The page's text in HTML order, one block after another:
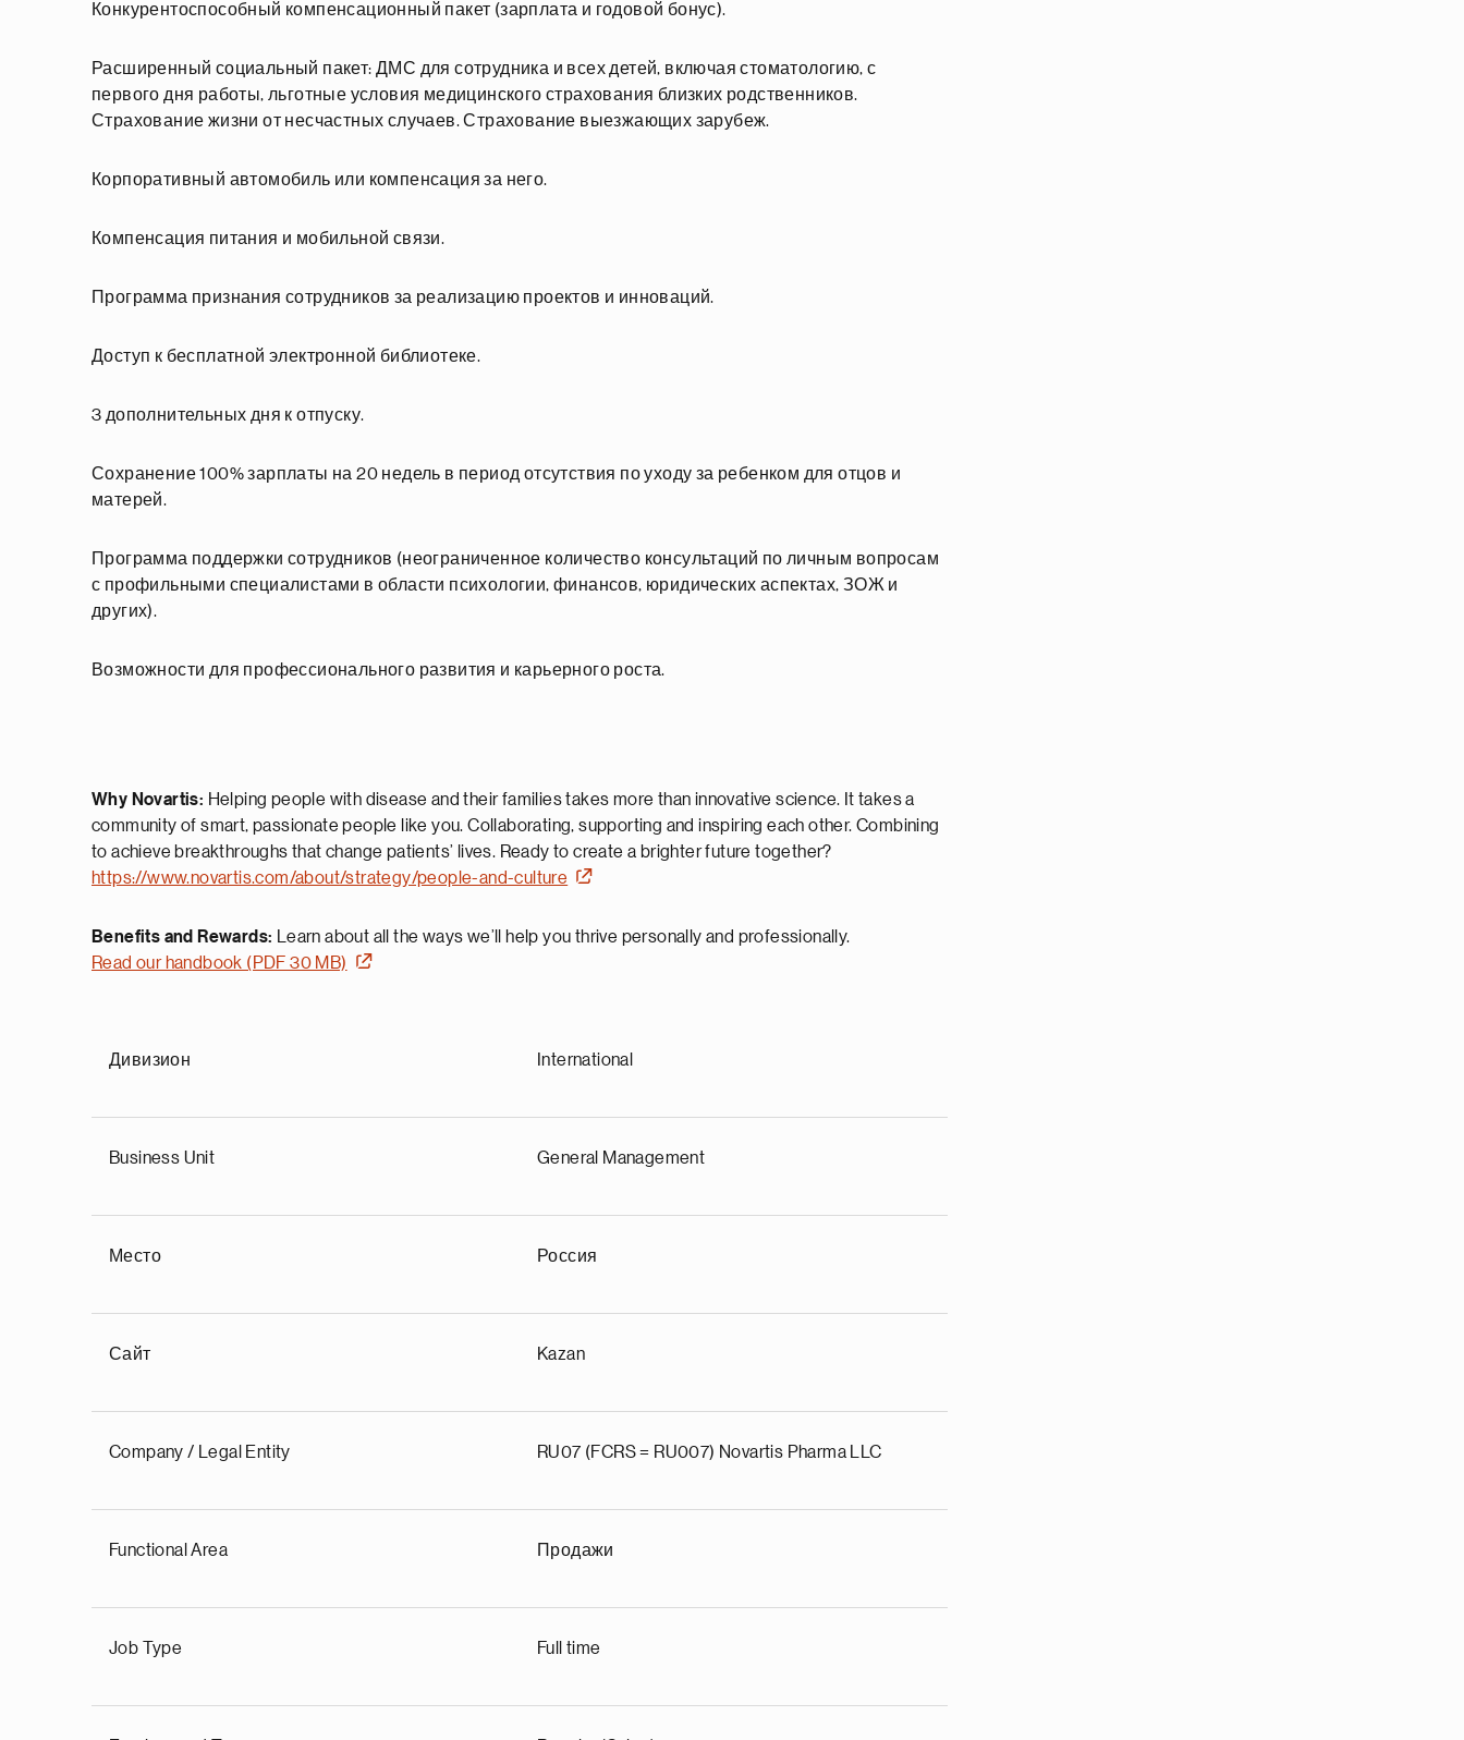
Конкурентоспособный компенсационный пакет (зарплата и годовой бонус).
Расширенный социальный пакет: ДМС для сотрудника и всех детей, включая стоматологию, с
первого дня работы, льготные условия медицинского страхования близких родственников.
Страхование жизни от несчастных случаев. Страхование выезжающих зарубеж.
Корпоративный автомобиль или компенсация за него.
Компенсация питания и мобильной связи.
Программа признания сотрудников за реализацию проектов и инноваций.
Доступ к бесплатной электронной библиотеке.
3 дополнительных дня к отпуску.
Сохранение 100% зарплаты на 20 недель в период отсутствия по уходу за ребенком для отцов и
матерей.
Программа поддержки сотрудников (неограниченное количество консультаций по личным вопросам
с профильными специалистами в области психологии, финансов, юридических аспектах, ЗОЖ и
других).
Возможности для профессионального развития и карьерного роста.
Why Novartis: Helping people with disease and their families takes more than innovative science. It takes a
community of smart, passionate people like you. Collaborating, supporting and inspiring each other. Combining
to achieve breakthroughs that change patients’ lives. Ready to create a brighter future together?
https://www.novartis.com/about/strategy/people-and-culture
Benefits and Rewards: Learn about all the ways we’ll help you thrive personally and professionally.
Read our handbook (PDF 30 MB)
Дивизион International
Business Unit General Management
Место Россия
Сайт Kazan
Company / Legal Entity RU07 (FCRS = RU007) Novartis Pharma LLC
Functional Area Продажи
Job Type Full time